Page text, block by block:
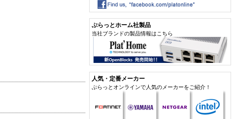
ぷらっとホーム社製品
当社ブランドの製品情報はこちら
人気・定番メーカー
ぷらっとオンラインで人気のメーカーをご紹介！